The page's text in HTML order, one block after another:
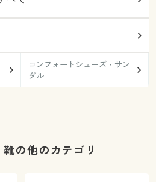
コンフォートシューズ・サン
ダル
の他のカテゴリ